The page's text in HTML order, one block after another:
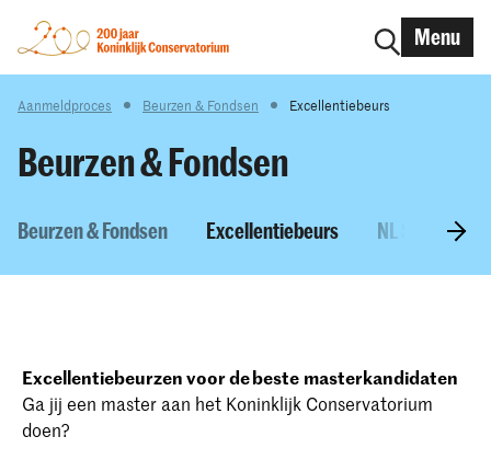
Menu
Aanmeldproces Beurzen & Fondsen Excellentiebeurs
Beurzen & Fondsen
Beurzen & Fondsen Excellentiebeurs NL
Excellentiebeurzen voor de beste masterkandidaten
Ga jij een master aan het Koninklijk Conservatorium
doen?